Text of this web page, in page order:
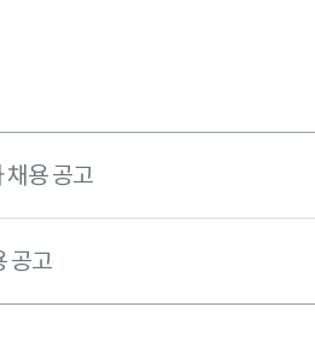
용 공고
공고